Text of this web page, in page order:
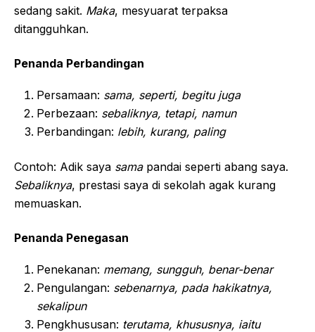
sedang sakit. Maka, mesyuarat terpaksa
ditangguhkan.
Penanda Perbandingan
Persamaan: sama, seperti, begitu juga
Perbezaan: sebaliknya, tetapi, namun
Perbandingan: lebih, kurang, paling
Contoh: Adik saya samapandai seperti abang saya.
Sebaliknya, prestasi saya di sekolah agak kurang
memuaskan.
Penanda Penegasan
Penekanan: memang, sungguh, benar-benar
Pengulangan: sebenarnya, pada hakikatnya,
sekalipun
Pengkhususan: terutama, khususnya, iaitu